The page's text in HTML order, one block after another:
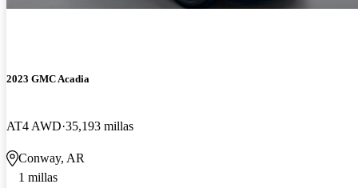
2023 GMC Acadia
AT4 AWD 35,193 millas
Conway, AR
1 millas